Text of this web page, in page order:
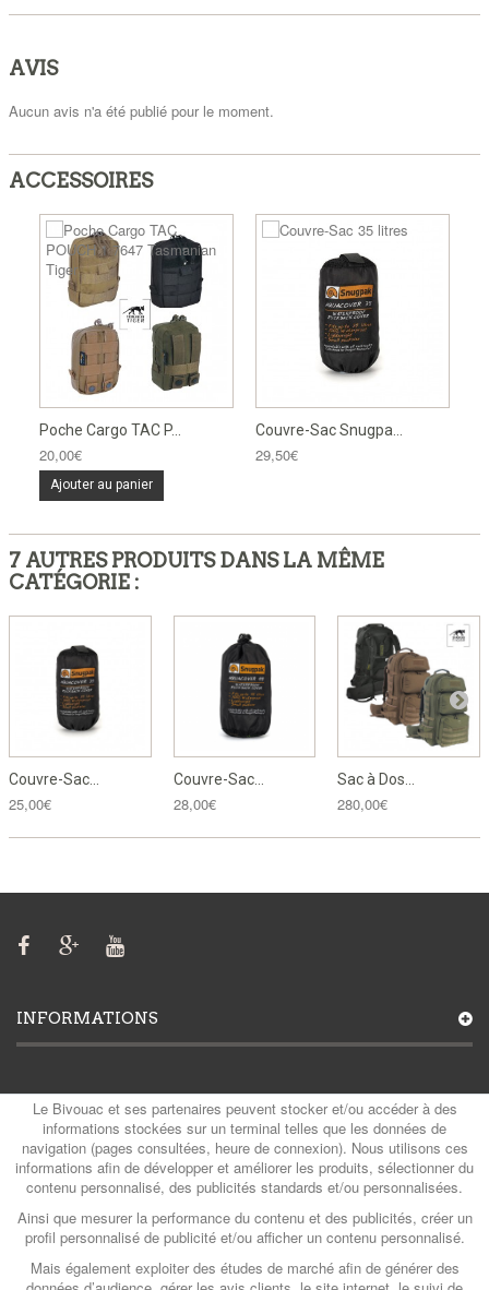
AVIS
Aucun avis n'a été publié pour le moment.
ACCESSOIRES
Poche Cargo TAC P...
20,00€
Ajouter au panier
Couvre-Sac Snugpa...
29,50€
7 AUTRES PRODUITS DANS LA MÊME
CATÉGORIE :
Couvre-Sac...
25,00€
Couvre-Sac...
28,00€
Sac à Dos...
280,00€
INFORMATIONS
MON COMPTE
CATÉGORIES
CONTACTS
Le Bivouac et ses partenaires peuvent stocker et/ou accéder à des
informations stockées sur un terminal telles que les données de
navigation (pages consultées, heure de connexion). Nous utilisons ces
informations afin de développer et améliorer les produits, sélectionner du
contenu personnalisé, des publicités standards et/ou personnalisées.
Ainsi que mesurer la performance du contenu et des publicités, créer un
profil personnalisé de publicité et/ou afficher un contenu personnalisé.
Mais également exploiter des études de marché afin de générer des